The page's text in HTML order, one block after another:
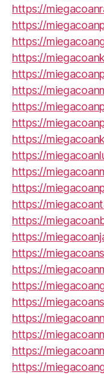
https://
https://
https://
https://
https://
https://
https://
https://
https://
https://
https://
https://
https://
https://
https://
https://
https://
https://
https://
https://
https://
https://
https://